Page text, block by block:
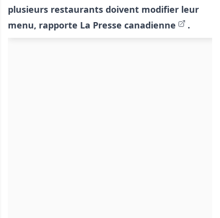
plusieurs restaurants doivent modifier leur
menu, rapporte La Presse canadienne .